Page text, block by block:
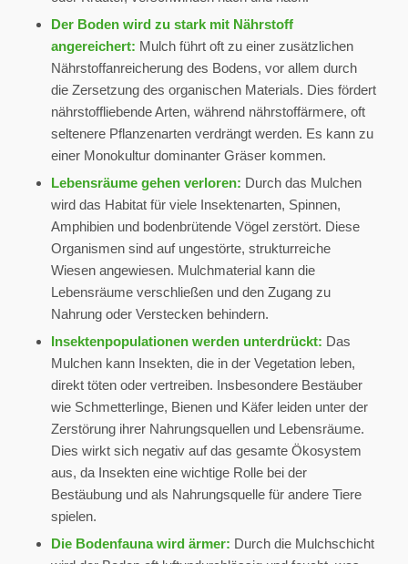
Der Boden wird zu stark mit Nährstoff
angereichert: Mulch führt oft zu einer zusätzlichen
Nährstoffanreicherung des Bodens, vor allem durch
die Zersetzung des organischen Materials. Dies fördert
nährstoffliebende Arten, während nährstoffärmere, oft
seltenere Pflanzenarten verdrängt werden. Es kann zu
einer Monokultur dominanter Gräser kommen.
Lebensräume gehen verloren: Durch das Mulchen
wird das Habitat für viele Insektenarten, Spinnen,
Amphibien und bodenbrütende Vögel zerstört. Diese
Organismen sind auf ungestörte, strukturreiche
Wiesen angewiesen. Mulchmaterial kann die
Lebensräume verschließen und den Zugang zu
Nahrung oder Verstecken behindern.
Insektenpopulationen werden unterdrückt: Das
Mulchen kann Insekten, die in der Vegetation leben,
direkt töten oder vertreiben. Insbesondere Bestäuber
wie Schmetterlinge, Bienen und Käfer leiden unter der
Zerstörung ihrer Nahrungsquellen und Lebensräume.
Dies wirkt sich negativ auf das gesamte Ökosystem
aus, da Insekten eine wichtige Rolle bei der
Bestäubung und als Nahrungsquelle für andere Tiere
spielen.
Die Bodenfauna wird ärmer: Durch die Mulchschicht